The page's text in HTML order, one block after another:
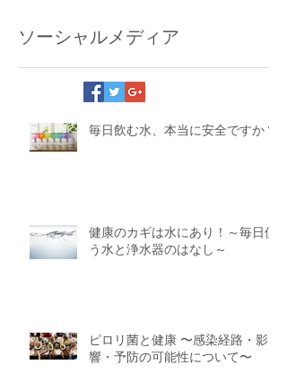
ソーシャルメディア
毎日飲む水、本当に安全ですか？
健康のカギは水にあり！～毎日使
う水と浄水器のはなし～
ピロリ菌と健康 〜感染経路・影
響・予防の可能性について〜